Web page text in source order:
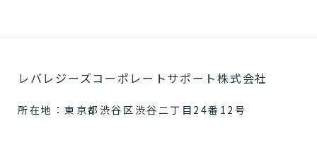
レバレジーズコーポレートサポート株式会社
所在地：東京都渋谷区渋谷二丁目24番12号